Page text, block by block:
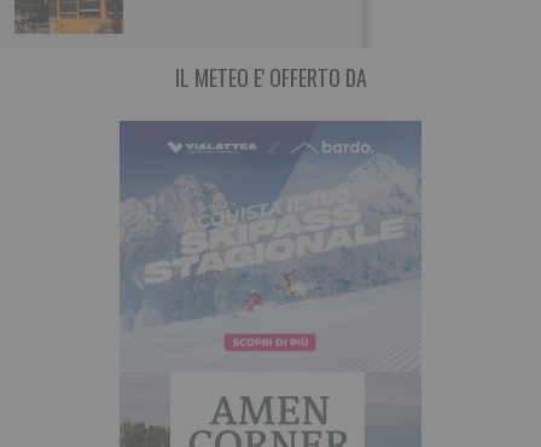
IL METEO E' OFFERTO DA